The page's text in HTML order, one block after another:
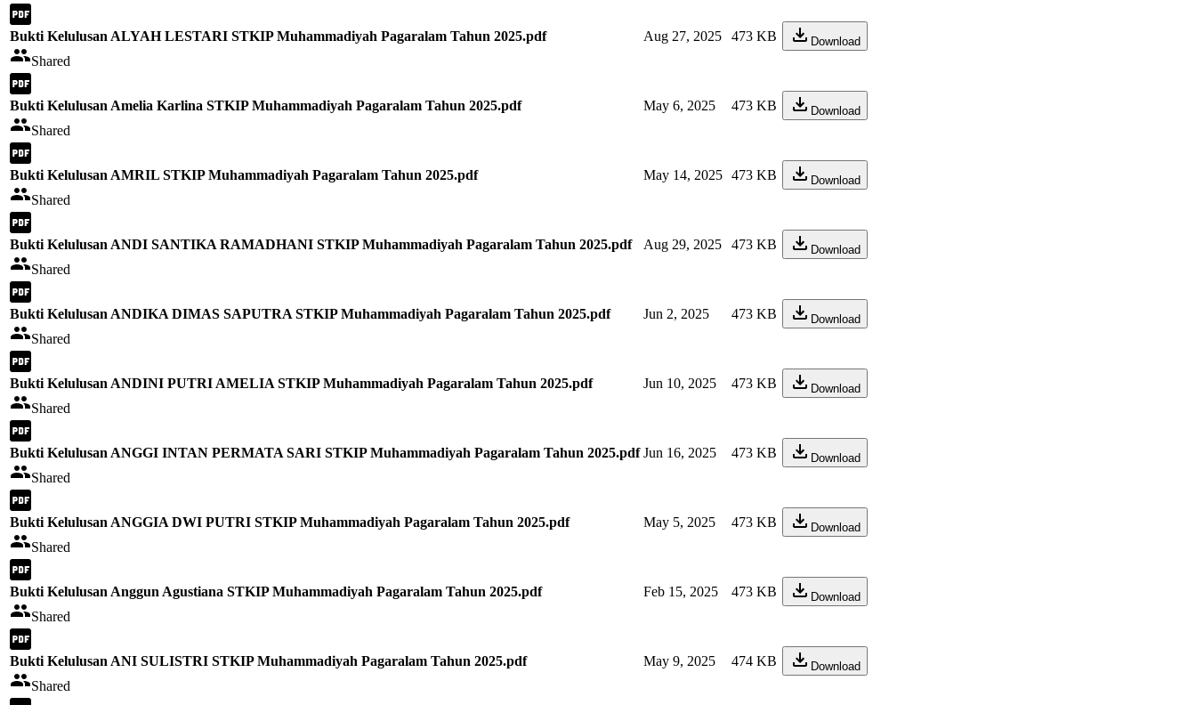
Bukti Kelulusan ALYAH LESTARI STKIP Muhammadiyah Pagaralam Tahun 2025.pdf
Shared
Aug 27, 2025 473 KB Download
Bukti Kelulusan Amelia Karlina STKIP Muhammadiyah Pagaralam Tahun 2025.pdf
Shared
May 6, 2025 473 KB Download
Bukti Kelulusan AMRIL STKIP Muhammadiyah Pagaralam Tahun 2025.pdf
Shared
May 14, 2025 473 KB Download
Bukti Kelulusan ANDI SANTIKA RAMADHANI STKIP Muhammadiyah Pagaralam Tahun 2025.pdf
Shared
Aug 29, 2025 473 KB Download
Bukti Kelulusan ANDIKA DIMAS SAPUTRA STKIP Muhammadiyah Pagaralam Tahun 2025.pdf
Shared
Jun 2, 2025 473 KB Download
Bukti Kelulusan ANDINI PUTRI AMELIA STKIP Muhammadiyah Pagaralam Tahun 2025.pdf
Shared
Jun 10, 2025 473 KB Download
Bukti Kelulusan ANGGI INTAN PERMATA SARI STKIP Muhammadiyah Pagaralam Tahun 2025.pdf
Shared
Jun 16, 2025 473 KB Download
Bukti Kelulusan ANGGIA DWI PUTRI STKIP Muhammadiyah Pagaralam Tahun 2025.pdf
Shared
May 5, 2025 473 KB Download
Bukti Kelulusan Anggun Agustiana STKIP Muhammadiyah Pagaralam Tahun 2025.pdf
Shared
Feb 15, 2025 473 KB Download
Bukti Kelulusan ANI SULISTRI STKIP Muhammadiyah Pagaralam Tahun 2025.pdf
Shared
May 9, 2025 474 KB Download